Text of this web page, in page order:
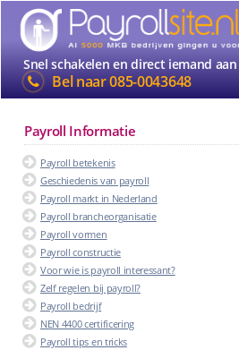
Snel schakelen en direct iemand
Bel naar085-0043648
Payroll Informatie
Payroll betekenis
Geschiedenis van payroll
Payroll markt in Nederland
Payroll brancheorganisatie
Payroll vormen
Payroll constructie
Voor wie is payroll interessant?
Zelf regelen bij payroll?
Payroll bedrijf
NEN 4400 certificering
Payroll tips en tricks